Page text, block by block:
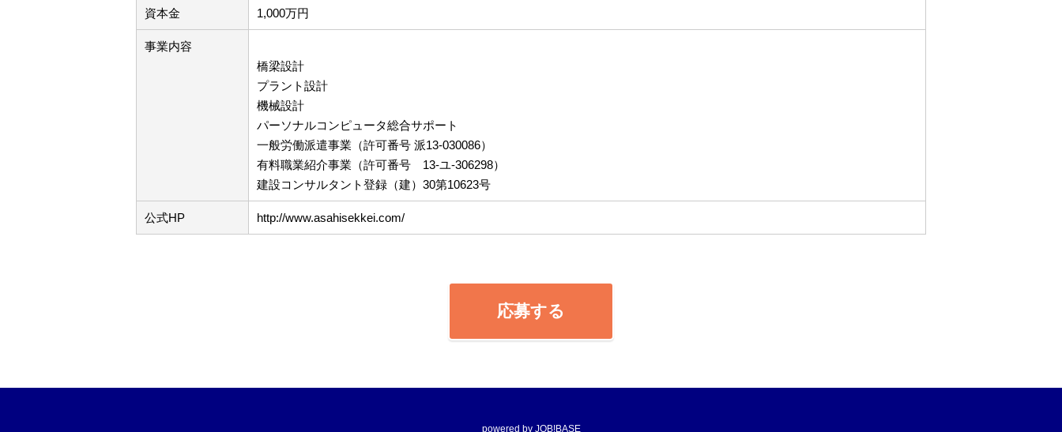
資本金 1,000万円
事業内容
橋梁設計
プラント設計
機械設計
パーソナルコンピュータ総合サポート
一般労働派遣事業（許可番号 派13-030086）
有料職業紹介事業（許可番号 13-ユ-306298）
建設コンサルタント登録（建）30第10623号
公式HP http://www.asahisekkei.com/
応募する
powered by JOB!BASE